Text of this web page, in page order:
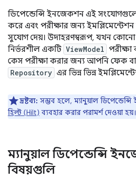
ডিপেন্ডেন্সি ইনজেকশন এই
করে এবং পরীক্ষার জন্য
সুযোগ দেয়। উদাহরণস্বরূপ, যখন
নির্ভরশীল একটি ViewModel পরীক্ষা
কেস পরীক্ষা করার জন্য আপনি ফেক
Repository এর ভিন্ন ভিন্ন
দ্রষ্টব্য: সম্ভব হলে, ম্যানুয়াল
হিল্ট (Hilt) ব্যবহার করার পরামর্শ দেওয়া হয়।
ম্যানুয়াল ডিপেন্ডেন্সি
বিষয়গুলি